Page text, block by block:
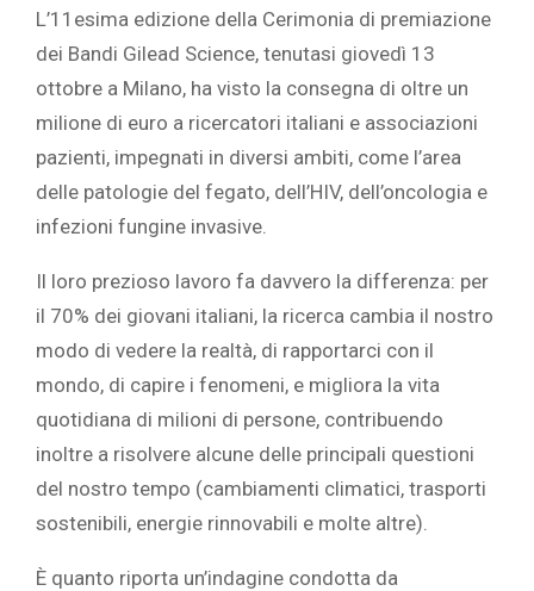
L’11esima edizione della Cerimonia di premiazione
dei Bandi Gilead Science, tenutasi giovedì 13
ottobre a Milano, ha visto la consegna di oltre un
milione di euro a ricercatori italiani e associazioni
pazienti, impegnati in diversi ambiti, come l’area
delle patologie del fegato, dell’HIV, dell’oncologia e
infezioni fungine invasive.
Il loro prezioso lavoro fa davvero la differenza: per
il 70% dei giovani italiani, la ricerca cambia il nostro
modo di vedere la realtà, di rapportarci con il
mondo, di capire i fenomeni, e migliora la vita
quotidiana di milioni di persone, contribuendo
inoltre a risolvere alcune delle principali questioni
del nostro tempo (cambiamenti climatici, trasporti
sostenibili, energie rinnovabili e molte altre).
È quanto riporta un’indagine condotta da